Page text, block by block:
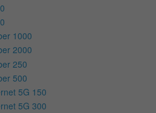
1000
2000
250
500
5G 150
5G 300